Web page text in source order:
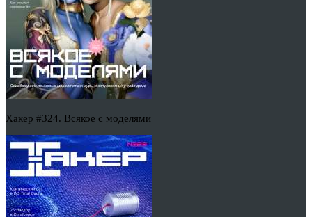
Хакер #324. Всякое с моделями